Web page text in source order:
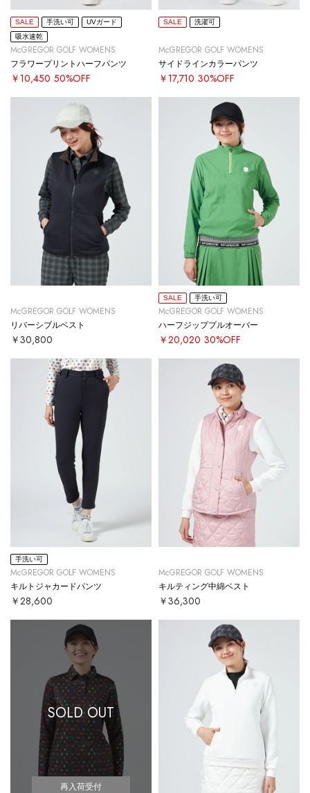
SALE 手洗い可
UVガード
吸水速乾
McGREGOR GOLF WOMENS
フラワープリントハーフパンツ
￥10,450 50%OFF
SALE 洗濯可
McGREGOR GOLF WOMENS
サイドラインカラーパンツ
￥17,710 30%OFF
McGREGOR GOLF WOMENS
リバーシブルベスト
￥30,800
SALE 手洗い可
McGREGOR GOLF WOMENS
ハーフジッププルオーバー
￥20,020 30%OFF
手洗い可
McGREGOR GOLF WOMENS
キルトジャカードパンツ
￥28,600
McGREGOR GOLF WOMENS
キルティング中綿ベスト
￥36,300
SOLD OUT
再入荷受付